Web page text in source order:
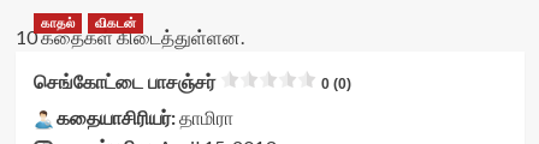
10 கதைகள் கிடைத்துள்ளன.
காதல் விகடன்
செங்கோட்டை பாசஞ்சர் 0 (0)
கதையாசிரியர்:தாமிரா